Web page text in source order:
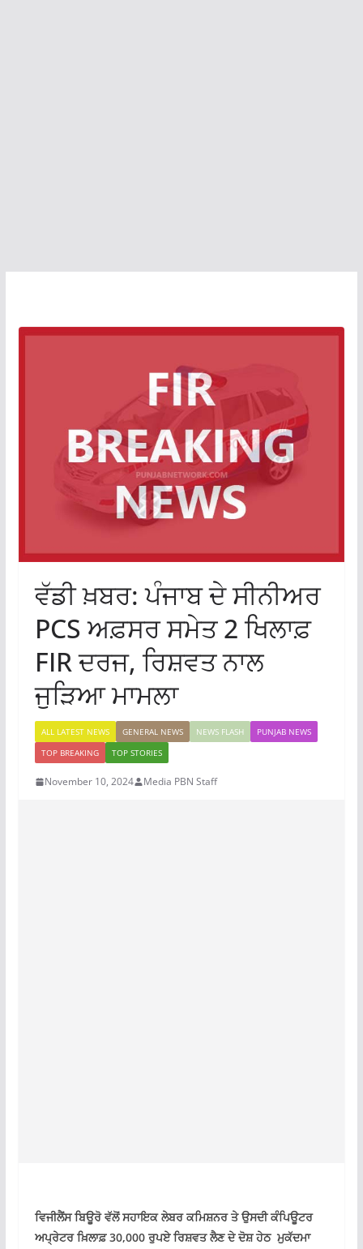
ਵੱਡੀ ਖ਼ਬਰ: ਪੰਜਾਬ ਦੇ ਸੀਨੀਅਰ
PCS ਅਫ਼ਸਰ ਸਮੇਤ 2 ਖਿਲਾਫ਼
FIR ਦਰਜ, ਰਿਸ਼ਵਤ ਨਾਲ
ਜੁੜਿਆ ਮਾਮਲਾ
ALL LATEST NEWS GENERAL NEWS NEWS FLASH
PUNJAB NEWS
TOP BREAKING
TOP STORIES
November 10, 2024 Media PBN Staff
ਵਿਜੀਲੈਂਸ ਬਿਊਰੋ ਵੱਲੋਂ ਸਹਾਇਕ ਲੇਬਰ ਕਮਿਸ਼ਨਰ ਤੇ ਉਸਦੀ ਕੰਪਿਊਟਰ
ਅਪ੍ਰੇਟਰ ਖ਼ਿਲਾਫ਼ 30,000 ਰੁਪਏ ਰਿਸ਼ਵਤ ਲੈਣ ਦੇ ਦੋਸ਼ ਹੇਠ ਮੁਕੱਦਮਾ